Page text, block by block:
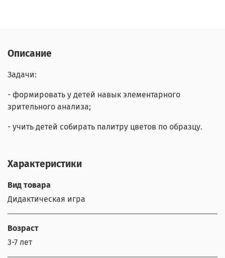
Описание
Задачи:
- формировать у детей навык элементарного
зрительного анализа;
- учить детей собирать палитру цветов по образцу.
Характеристики
Вид товара
Дидактическая игра
Возраст
3-7 лет